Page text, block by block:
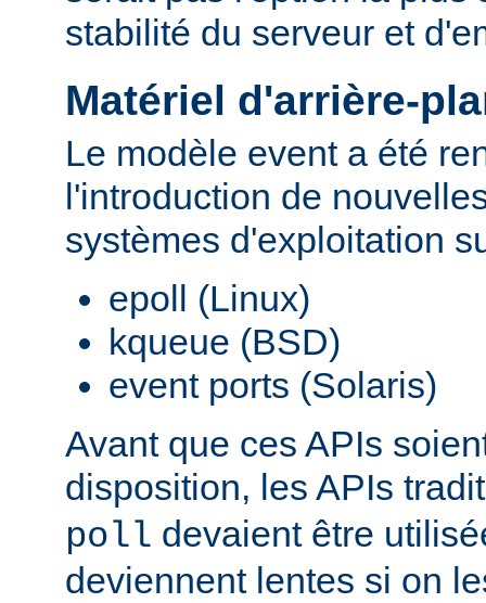
stabilité du serveur et
Matériel d'arrière-
Le modèle event a été
l'introduction de
systèmes d'exploitation
epoll (Linux)
kqueue (BSD)
event ports (Solaris)
Avant que ces APIs
disposition, les APIs
poll devaient être
deviennent lentes si on